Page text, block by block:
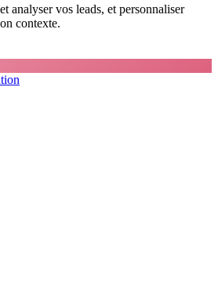
analyser vos leads, et personnaliser
contexte.